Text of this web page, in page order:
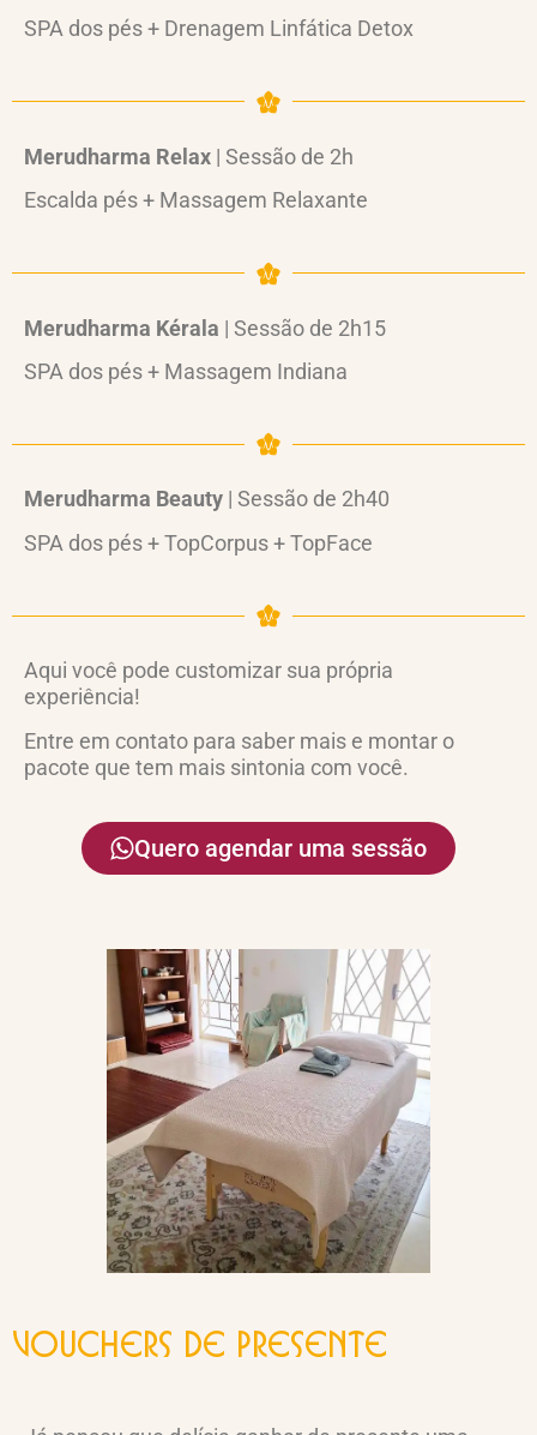
SPA dos pés + Drenagem Linfática Detox
Merudharma Relax | Sessão de 2h
Escalda pés + Massagem Relaxante
Merudharma Kérala | Sessão de 2h15
SPA dos pés + Massagem Indiana
Merudharma Beauty | Sessão de 2h40
SPA dos pés + TopCorpus + TopFace
Aqui você pode customizar sua própria
experiência!
Entre em contato para saber mais e montar o
pacote que tem mais sintonia com você.
Quero agendar uma sessão
Vouchers de presente